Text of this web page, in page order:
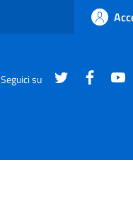
Seguici su https://